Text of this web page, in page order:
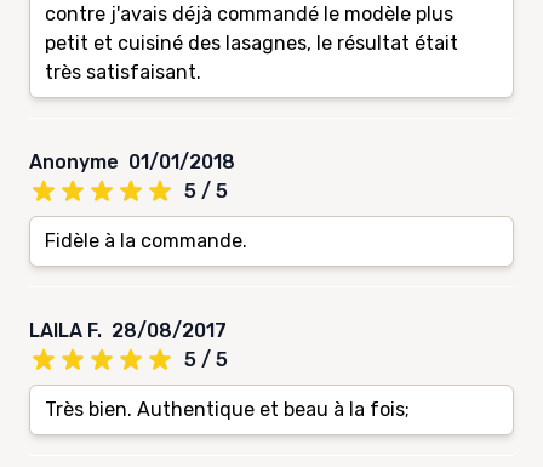
contre j'avais déjà commandé le modèle plus
petit et cuisiné des lasagnes, le résultat était
très satisfaisant.
Anonyme 01/01/2018
5 / 5
Fidèle à la commande.
LAILA F. 28/08/2017
5 / 5
Très bien. Authentique et beau à la fois;